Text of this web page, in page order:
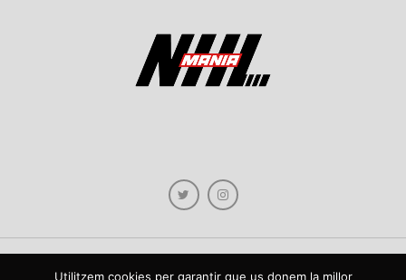
Utilitzem cookies per garantir que us donem la millor